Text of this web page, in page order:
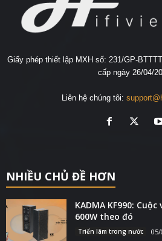
Giấy phép thiết lập MXH số: 231/GP-
cấp ngày 26/04/
Liên hệ chúng tôi:
NHIỀU CHỦ ĐỀ HƠN
KADMA KF990:
600W theo đó
Triển lãm trong nước 05/